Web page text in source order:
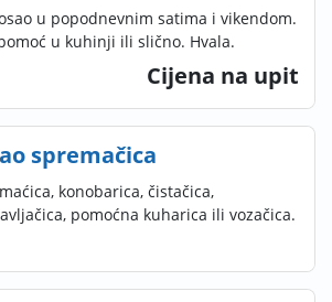
u popodnevnim satima i vikendom.
u kuhinji ili slično. Hvala.
Cijena na upit
spremačica
konobarica, čistačica,
pomoćna kuharica ili vozačica.